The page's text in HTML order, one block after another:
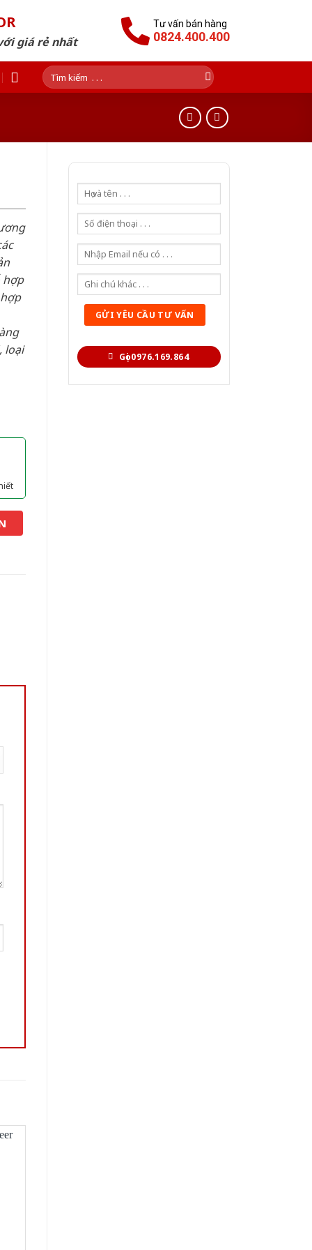
giá rẻ nhất
Tư vấn bán hàng
0824.400.400
Tìm
kiếm:
Gọi 0976.169.864
hợp
loại